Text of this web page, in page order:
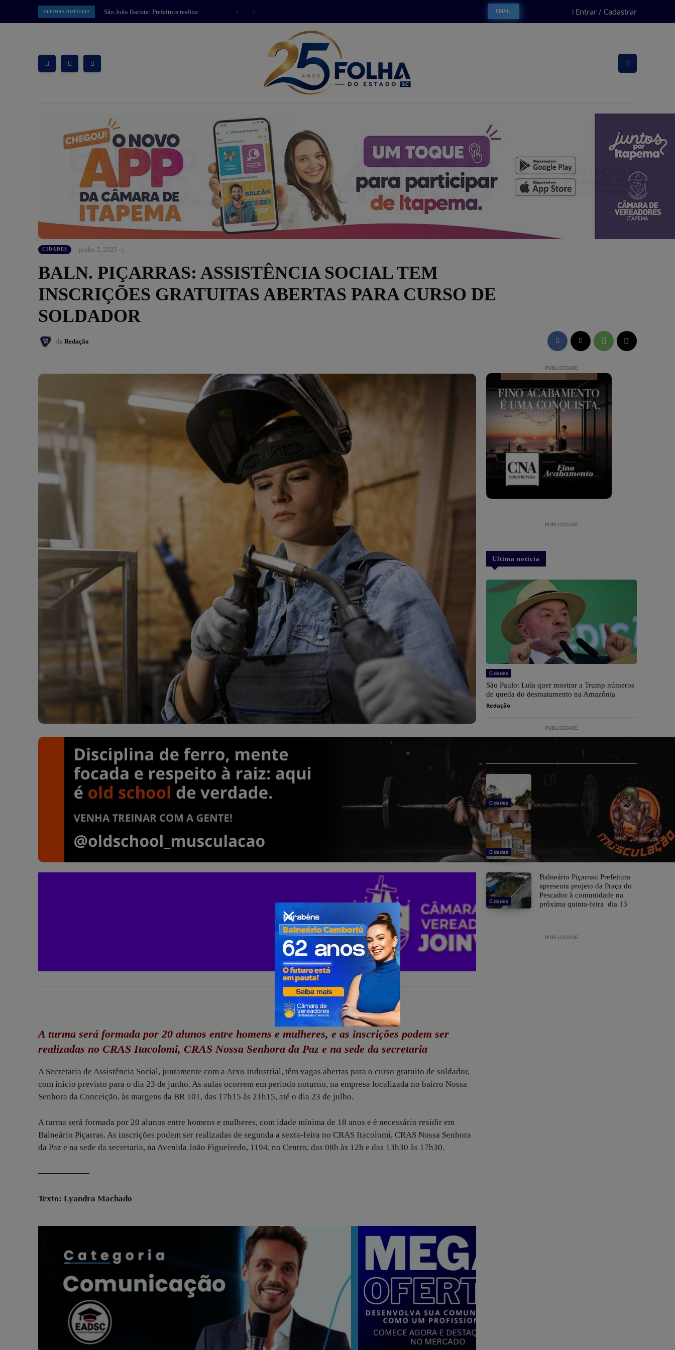
ÚLTIMAS NOTÍCIAS
Balneário Camboriú: Núcleos de
Educação Infantil de BC realizam
EMAIL Entrar / Cadastrar
CIDADES junho 5, 2025
BALN. PIÇARRAS: ASSISTÊNCIA SOCIAL TEM
INSCRIÇÕES GRATUITAS ABERTAS PARA CURSO DE
SOLDADOR
da Redação
A turma será formada por 20 alunos entre homens e mulheres, e as inscrições podem ser
realizadas no CRAS Itacolomi, CRAS Nossa Senhora da Paz e na sede da secretaria
A Secretaria de Assistência Social, juntamente com a Arxo Industrial, têm vagas abertas para o curso gratuito de soldador,
com início previsto para o dia 23 de junho. As aulas ocorrem em período noturno, na empresa localizada no bairro Nossa
Senhora da Conceição, às margens da BR 101, das 17h15 às 21h15, até o dia 23 de julho.
A turma será formada por 20 alunos entre homens e mulheres, com idade mínima de 18 anos e é necessário residir em
Balneário Piçarras. As inscrições podem ser realizadas de segunda a sexta-feira no CRAS Itacolomi, CRAS Nossa Senhora
da Paz e na sede da secretaria, na Avenida João Figueiredo, 1194, no Centro, das 08h às 12h e das 13h30 às 17h30.
——————
Texto: Lyandra Machado
PUBLICIDADE
PUBLICIDADE
Ultima notícia
Cidades
São Paulo: Lula quer mostrar a Trump números
de queda do desmatamento na Amazônia
Redação
PUBLICIDADE
Cidades
São João Batista: Prefeitura
pavimentação na Ribanceira
do Norte
Cidades
Balneário Camboriú: Núcleos
de Educação Infantil de BC
realizam programação em
Cidades
Balneário Piçarras: Prefeitura
apresenta projeto da Praça do
Pescador à comunidade na
próxima quinta-feira dia 13
PUBLICIDADE